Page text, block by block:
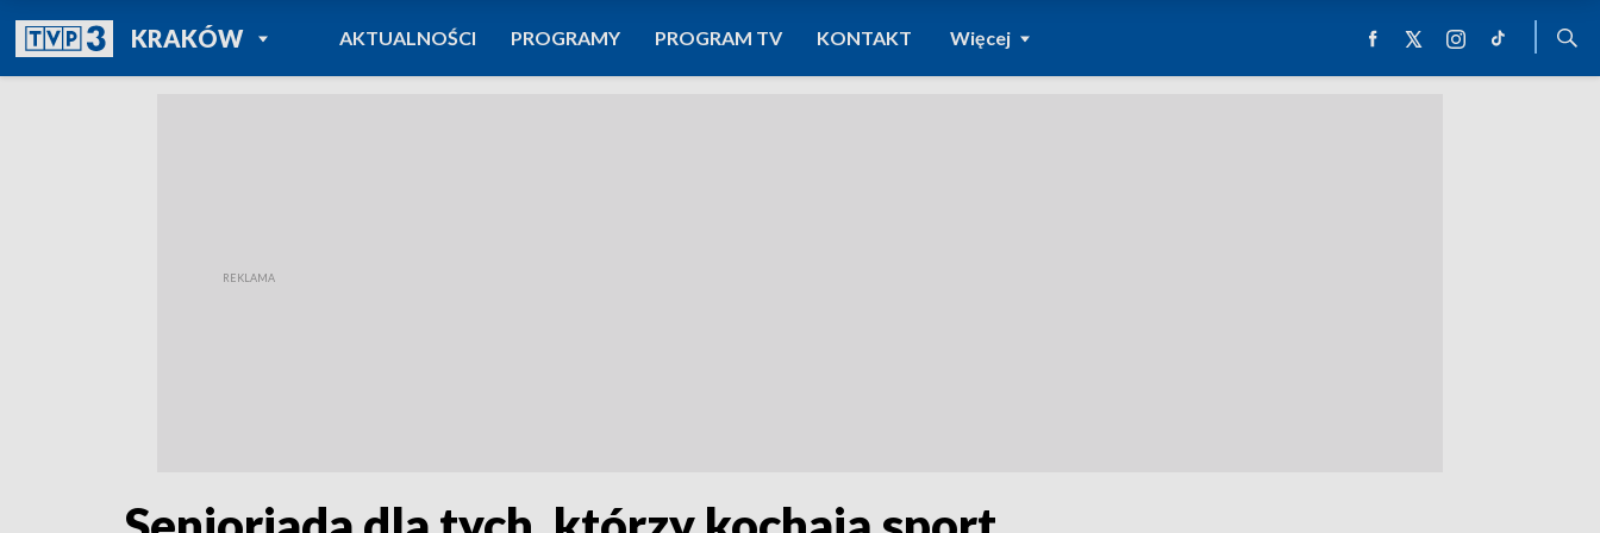
KRAKÓWPOWRÓT DO
TVP REGIONY
AKTUALNOŚCI PROGRAMY PROGRAM TV KONTAKT Więcej